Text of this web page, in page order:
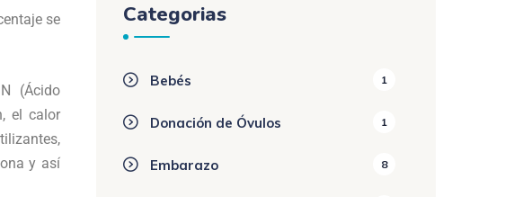
se
(Ácido
el calor
y así
Categorias
Bebés 1
Donación de Óvulos 1
Embarazo 8